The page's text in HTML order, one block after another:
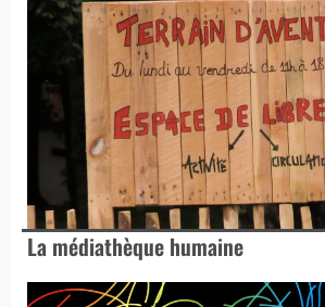
La médiathèque humaine